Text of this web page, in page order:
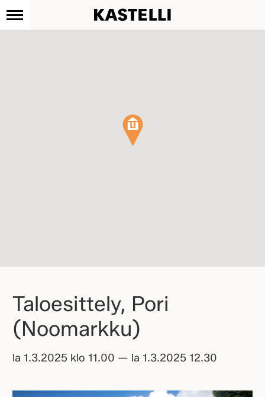
Kastelli
Taloesittely, Pori
(Noomarkku)
la 1.3.2025 klo 11.00 — la 1.3.2025 12.30